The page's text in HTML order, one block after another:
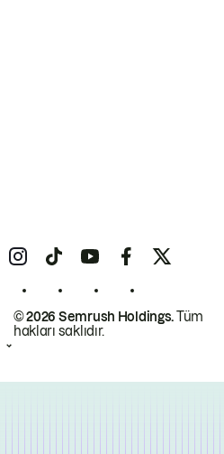
© 2026 Semrush Holdings.Tüm
hakları saklıdır.